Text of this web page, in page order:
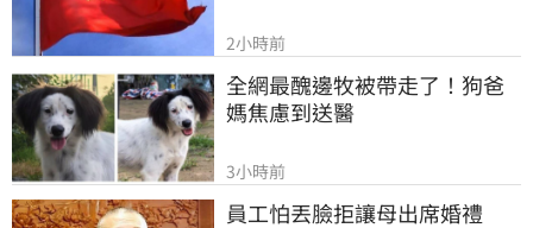
2小時前
全網最醜邊牧被帶走了！狗爸
媽焦慮到送醫
3小時前
員工怕丟臉拒讓母出席婚禮